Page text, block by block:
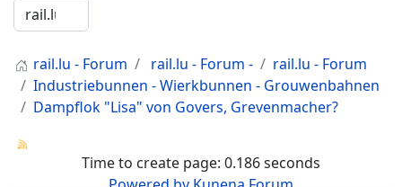
rail.lu - Forum rail.lu - Forum -
rail.lu - Forum
Industriebunnen - Wierkbunnen - Grouwenbahnen
Dampflok "Lisa" von Govers, Grevenmacher?
Time to create page: 0.186 seconds